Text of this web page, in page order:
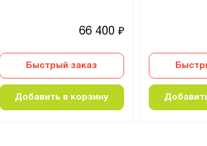
66 400 ₽
Быстрый заказ
Добавить в корзину